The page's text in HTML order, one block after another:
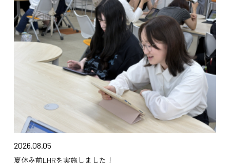
2026.08.05
夏休み前LHRを実施しました！